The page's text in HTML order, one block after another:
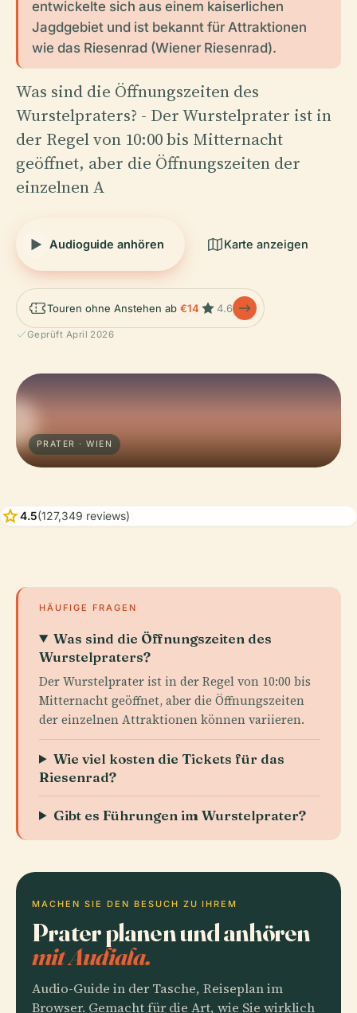
entwickelte sich aus einem kaiserlichen
Jagdgebiet und ist bekannt für Attraktionen
wie das Riesenrad (Wiener Riesenrad).
Was sind die Öffnungszeiten des
Wurstelpraters? - Der Wurstelprater ist in
der Regel von 10:00 bis Mitternacht
geöffnet, aber die Öffnungszeiten der
einzelnen A
Audioguide anhören Karte anzeigen
Touren ohne Anstehen ab €14 4.6
Geprüft April 2026
PRATER · WIEN
star4.5(127,349 reviews)
HÄUFIGE FRAGEN
Was sind die Öffnungszeiten des
Wurstelpraters?
Der Wurstelprater ist in der Regel von 10:00 bis
Mitternacht geöffnet, aber die Öffnungszeiten
der einzelnen Attraktionen können variieren.
Wie viel kosten die Tickets für das
Riesenrad?
Gibt es Führungen im Wurstelprater?
MACHEN SIE DEN BESUCH ZU IHREM
Prater planen und anhören
mit Audiala.
Audio-Guide in der Tasche, Reiseplan im
Browser. Gemacht für die Art, wie Sie wirklich